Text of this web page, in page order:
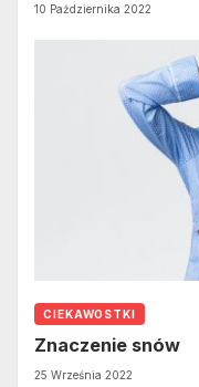
10 Października 2022
CIEKAWOSTKI
Znaczenie snów
25 Września 2022